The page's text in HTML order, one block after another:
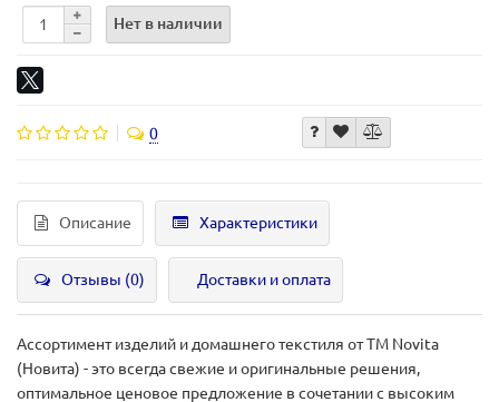
Нет в наличии
0
Описание Характеристики
Отзывы (0) Доставки и оплата
Ассортимент изделий и домашнего текстиля от ТМ Novita
(Новита) - это всегда свежие и оригинальные решения,
оптимальное ценовое предложение в сочетании с высоким